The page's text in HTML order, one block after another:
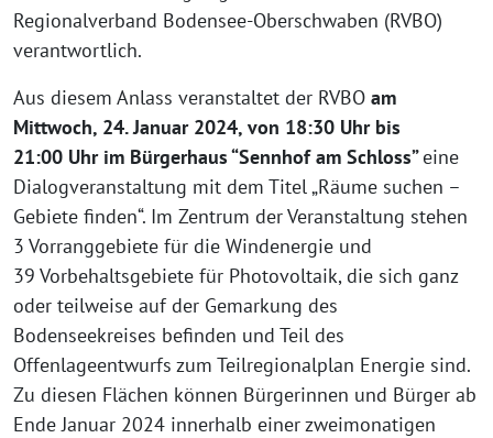
Regionalverband Bodensee-Oberschwaben (RVBO)
verantwortlich.
Aus die­sem Anlass ver­an­stal­tet der RVBO am
Mittwoch, 24. Januar 2024, von 18:30 Uhr bis
21:00 Uhr im Bürgerhaus “Sennhof am Schloss”eine
Dialogveranstaltung mit dem Titel „Räume suchen –
Gebiete fin­den“. Im Zentrum der Veranstaltung ste­hen
3 Vorranggebiete für die Windenergie und
39 Vorbehaltsgebiete für Photovoltaik, die sich ganz
oder teil­wei­se auf der Gemarkung des
Bodenseekreises befin­den und Teil des
Offenlageentwurfs zum Teilregionalplan Energie sind.
Zu die­sen Flächen kön­nen Bürgerinnen und Bürger ab
Ende Januar 2024 inner­halb einer zwei­mo­na­ti­gen